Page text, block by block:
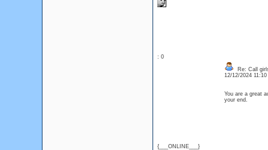
: 0
{___ONLINE___}
Re: Call
12/12/2024
You are a great
your end.